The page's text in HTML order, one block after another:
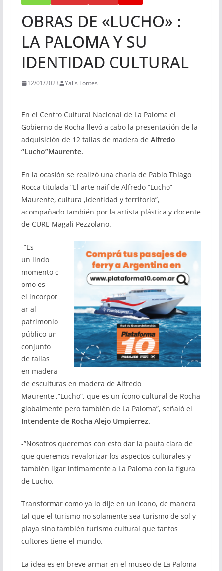
OBRAS DE «LUCHO» :
LA PALOMA Y SU
IDENTIDAD CULTURAL
12/01/2023 Yalis Fontes
En el Centro Cultural Nacional de La Paloma el
Gobierno de Rocha llevó a cabo la presentación de la
adquisición de 12 tallas de madera de Alfredo
“Lucho”Maurente.
En la ocasión se realizó una charla de Pablo Thiago
Rocca titulada “El arte naif de Alfredo “Lucho”
Maurente, cultura ,identidad y territorio”,
acompañado también por la artista plástica y docente
de CURE Magali Pezzolano.
-”Es
un lindo
momento c
omo es
el incorpor
ar al
patrimonio
público un
conjunto
de tallas
en madera
de esculturas en madera de Alfredo
Maurente ,”Lucho”, que es un ícono cultural de Rocha
globalmente pero también de La Paloma”, señaló el
Intendente de Rocha Alejo Umpierrez.
-”Nosotros queremos con esto dar la pauta clara de
que queremos revalorizar los aspectos culturales y
también ligar íntimamente a La Paloma con la figura
de Lucho.
Transformar como ya lo dije en un icono, de manera
tal que el turismo no solamente sea turismo de sol y
playa sino también turismo cultural que tantos
cultores tiene el mundo.
La idea es en breve armar en el museo de La Paloma